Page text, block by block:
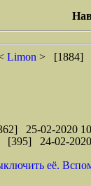
Limon > [1884]
25-02-2020
[395] 24-02-2020
её.